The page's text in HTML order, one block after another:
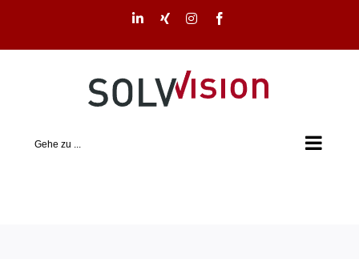
LinkedIn
XingInstagram
Gehe zu ...